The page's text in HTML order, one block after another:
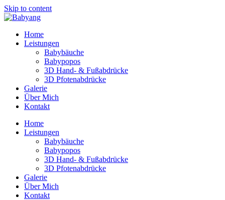
Skip to content
Home
Leistungen
Babybäuche
Babypopos
3D Hand- & Fußabdrücke
3D Pfotenabdrücke
Galerie
Über Mich
Kontakt
Home
Leistungen
Babybäuche
Babypopos
3D Hand- & Fußabdrücke
3D Pfotenabdrücke
Galerie
Über Mich
Kontakt